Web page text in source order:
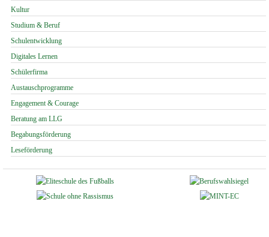
Kultur
Studium & Beruf
Schulentwicklung
Digitales Lernen
Schülerfirma
Austauschprogramme
Engagement & Courage
Beratung am LLG
Begabungsförderung
Leseförderung